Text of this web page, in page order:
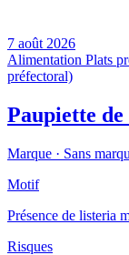
7 août 2026
Alimentation Plats
préfectoral)
Paupiette
Marque · Sans
Motif
Présence de listeria
Risques